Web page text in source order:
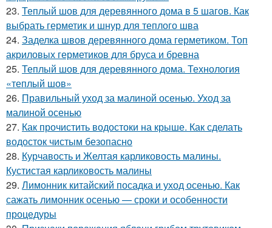
23. Теплый шов для деревянного дома в 5 шагов. Как
выбрать герметик и шнур для теплого шва
24. Заделка швов деревянного дома герметиком. Топ
акриловых герметиков для бруса и бревна
25. Теплый шов для деревянного дома. Технология
«теплый шов»
26. Правильный уход за малиной осенью. Уход за
малиной осенью
27. Как прочистить водостоки на крыше. Как сделать
водосток чистым безопасно
28. Курчавость и Желтая карликовость малины.
Кустистая карликовость малины
29. Лимонник китайский посадка и уход осенью. Как
сажать лимонник осенью — сроки и особенности
процедуры